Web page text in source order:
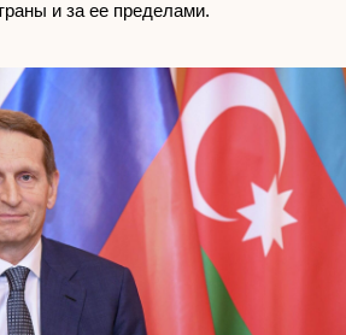
и за ее пределами.